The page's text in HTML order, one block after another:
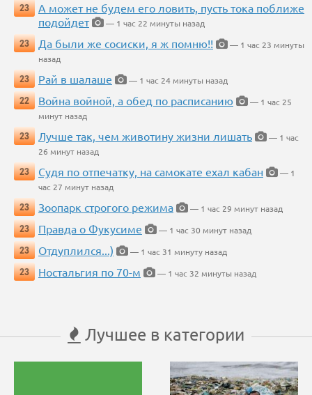
23
А может не будем его ловить, пусть тока поближе
подойдет
— 1 час 22 минуты назад
23
Да были же сосиски, я ж помню!!
— 1 час 23 минуты
назад
23
Рай в шалаше
— 1 час 24 минуты назад
22
Война войной, а обед по расписанию
— 1 час 25
минут назад
23
Лучше так, чем животину жизни лишать
— 1 час
26 минут назад
23
Судя по отпечатку, на самокате ехал кабан
— 1
час 27 минут назад
23
Зоопарк строгого режима
— 1 час 29 минут назад
23
Правда о Фукусиме
— 1 час 30 минут назад
23
Отдуплился...)
— 1 час 31 минуту назад
23
Ностальгия по 70-м — 1 час 32 минуты назад
Лучшее в категории